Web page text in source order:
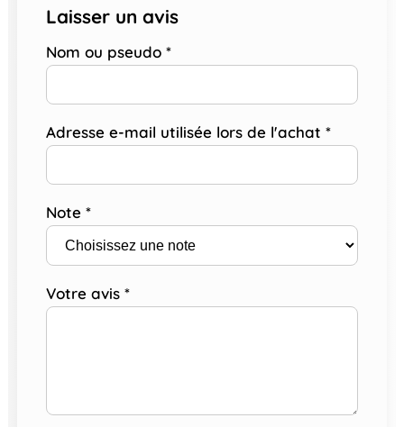
Laisser un avis
Nom ou pseudo *
Adresse e-mail utilisée lors de l'achat *
Note *
Votre avis *